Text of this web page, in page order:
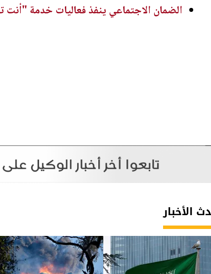
الضمان الاجتماعي ينفذ فعاليات خدمة
الأخبار